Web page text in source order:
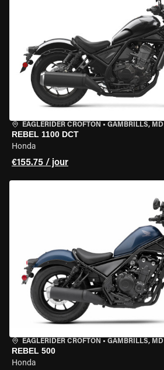
EAGLERIDER CROFTON • GAMBRILLS, MD
REBEL 1100 DCT
Honda
€155.75 / jour
EAGLERIDER CROFTON • GAMBRILLS, MD
REBEL 500
Honda